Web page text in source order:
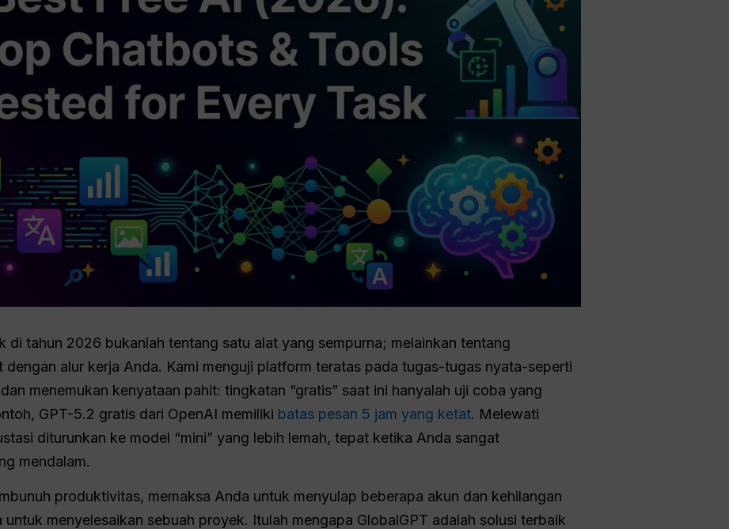
di tahun 2026 bukanlah tentang satu alat yang sempurna; melainkan tentang
alur kerja Anda. Kami menguji platform teratas pada tugas-tugas nyata-seperti
menemukan kenyataan pahit: tingkatan “gratis” saat ini hanyalah uji coba yang
GPT-5.2 gratis dari OpenAI memiliki batas pesan 5 jam yang ketat. Melewati
diturunkan ke model “mini” yang lebih lemah, tepat ketika Anda sangat
mendalam.
produktivitas, memaksa Anda untuk menyulap beberapa akun dan kehilangan
menyelesaikan sebuah proyek. Itulah mengapa GlobalGPT adalah solusi terbaik